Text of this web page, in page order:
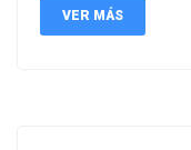
VER MÁS